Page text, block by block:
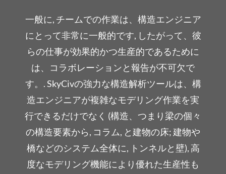
一般に, チームでの作業は、構造エンジニア
にとって非常に一般的です, したがって、彼
らの仕事が効果的かつ生産的であるために
は、コラボレーションと報告が不可欠で
す。. SkyCivの強力な構造解析ツールは、構
造エンジニアが複雑なモデリング作業を実
行できるだけでなく (構造、つまり梁の個々
の構造要素から, コラム, と建物の床; 建物や
橋などのシステム全体に, トンネルと壁), 高
度なモデリング機能により優れた生産性も